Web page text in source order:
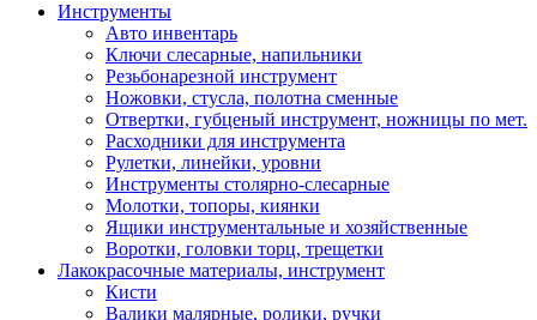
Инструменты
Авто инвентарь
Ключи слесарные, напильники
Резьбонарезной инструмент
Ножовки, стусла, полотна сменные
Отвертки, губценый инструмент, ножницы по мет.
Расходники для инструмента
Рулетки, линейки, уровни
Инструменты столярно-слесарные
Молотки, топоры, киянки
Ящики инструментальные и хозяйственные
Воротки, головки торц, трещетки
Лакокрасочные материалы, инструмент
Кисти
Валики малярные, ролики, ручки